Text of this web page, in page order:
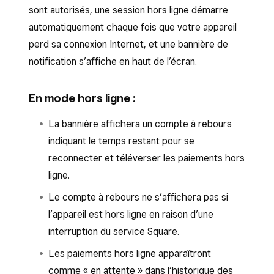
espèces uniquement
Définissez le montant maximal autorisé par
transaction pour les paiements hors ligne.
Cliquez surEnregistrer.
espèces et par carte hors ligne
transaction pour les paiements hors ligne.
hors ligne en raison d’une panne Internet :
Ouvrez l’application Solution PDV Square.
Touchez≡ Plus Paramètres
Pour confirmer si votre appareil mobile est hors
appareil passe automatiquement hors ligne.
Pour confirmer si votre appareil est hors ligne
en raison d’une interruption du service Square :
Sélectionnez votre pays.
SousÉtat du système , vérifiez si unXse
trouve à côté de Acceptation de
paiement.
Vous pouvez configurer les notifications
d’interruption des services Square pour être
averti en cas de non disponibilité des services
Square. Découvrez commentconfigurer les
notifications par courriel pour votre compte
et pour les interruptions des services
sont autorisés, une session hors ligne démarre
automatiquement chaque fois que votre appareil
perd sa connexion Internet, et une bannière de
notification s’affiche en haut de l’écran.
En mode hors ligne :
La bannière affichera un compte à rebours
indiquant le temps restant pour se
reconnecter et téléverser les paiements hors
ligne.
Le compte à rebours ne s’affichera pas si
l’appareil est hors ligne en raison d’une
interruption du service Square.
Les paiements hors ligne apparaîtront
comme « en attente » dans l’historique des